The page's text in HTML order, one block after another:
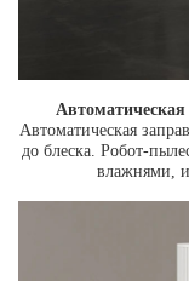
Автоматическая
до блеска. Робот-
влажнями,